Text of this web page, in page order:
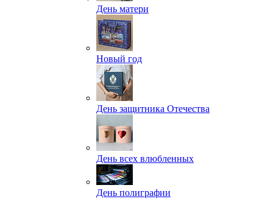
День матери
Новый год
День защитника Отечества
День всех влюбленных
День полиграфии